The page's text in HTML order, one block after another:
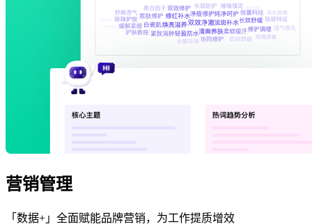
营销管理
「数据+」全面赋能品牌营销，为工作提质增效